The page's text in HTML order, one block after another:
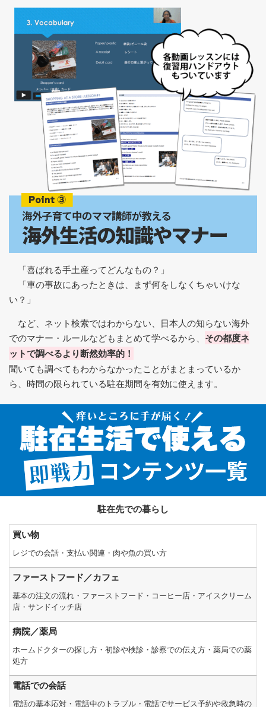
「喜ばれる手土産ってどんなもの？」
「車の事故にあったときは、まず何をしなくちゃいけな
い？」
など、ネット検索ではわからない、日本人の知らない海外
でのマナー・ルールなどもまとめて学べるから、 その都度ネ
ットで調べるより断然効率的！
聞いても調べてもわからなかったことがまとまっているか
ら、時間の限られている駐在期間を有効に使えます。
駐在先での暮らし
買い物
レジでの会話・支払い関連・肉や魚の買い方
ファーストフード／カフェ
基本の注文の流れ・ファーストフード・コーヒー店・アイスクリーム
店・サンドイッチ店
病院／薬局
ホームドクターの探し方・初診や検診・診察での伝え方・薬局での薬
処方
電話での会話
電話の基本応対・電話中のトラブル・電話でサービス予約や救急時の